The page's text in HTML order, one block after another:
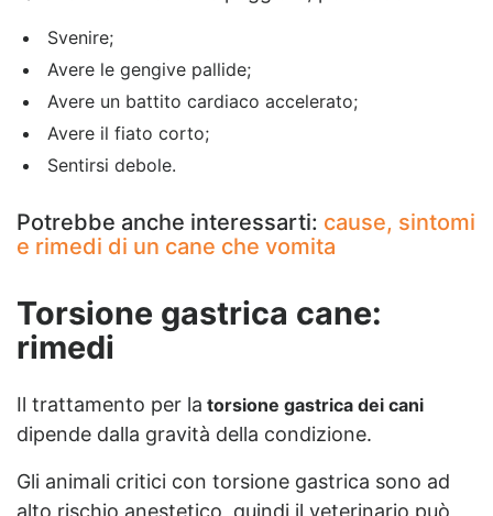
Svenire;
Avere le gengive pallide;
Avere un battito cardiaco accelerato;
Avere il fiato corto;
Sentirsi debole.
Potrebbe anche interessarti: cause, sintomi
e rimedi di un cane che vomita
Torsione gastrica cane:
rimedi
Il trattamento per la torsione gastrica dei cani
dipende dalla gravità della condizione.
Gli animali critici con torsione gastrica sono ad